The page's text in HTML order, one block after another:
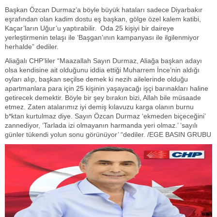
Başkan Özcan Durmaz’a böyle büyük hataları sadece Diyarbakır
eşrafından olan kadim dostu eş başkan, gölge özel kalem katibi,
Kaçar’ların Uğur’u yaptırabilir. Oda 25 kişiyi bir daireye
yerleştirmenin telaşı ile ‘Başgan’ının kampanyası ile ilgilenmiyor
herhalde” dediler.
Aliağalı CHP’liler “Maazallah Sayın Durmaz, Aliağa başkan adayı
olsa kendisine ait olduğunu iddia ettiği Muharrem İnce’nin aldığı
oyları alıp, başkan seçilse demek ki nezih ailelerinde olduğu
apartmanlara para için 25 kişinin yaşayacağı işçi barınakları haline
getirecek demektir. Böyle bir şey bırakın bizi, Allah bile müsaade
etmez. Zaten atalarımız iyi demiş kılavuzu karga olanın burnu
b*ktan kurtulmaz diye. Sayın Özcan Durmaz ‘ekmeden biçeceğini’
zannediyor, ‘Tarlada izi olmayanın harmanda yeri olmaz.’ ‘sayılı
günler tükendi yolun sonu görünüyor’ “dediler. /EGE BASIN GRUBU